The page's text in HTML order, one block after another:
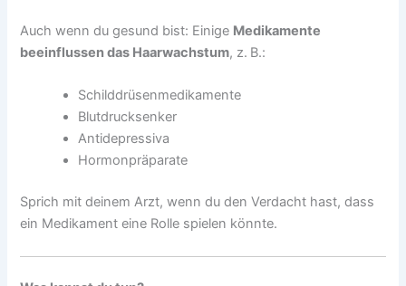
Auch wenn du gesund bist: Einige Medikamente
beeinflussen das Haarwachstum, z. B.:
Schilddrüsenmedikamente
Blutdrucksenker
Antidepressiva
Hormonpräparate
Sprich mit deinem Arzt, wenn du den Verdacht hast, dass
ein Medikament eine Rolle spielen könnte.